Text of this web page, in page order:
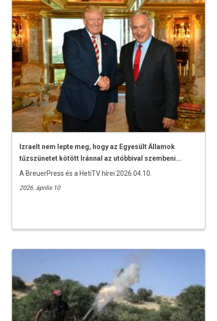
Izraelt nem lepte meg, hogy az Egyesült Államok
tűzszünetet kötött Iránnal az utóbbival szembeni...
A BreuerPress és a HetiTV hírei 2026.04.10.
2026. április 10